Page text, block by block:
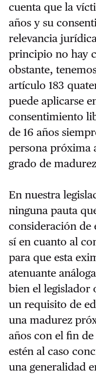
cuenta que la
años y su
relevancia
principio no hay
obstante,
artículo 183
puede aplicarse
consentimiento
de 16 años
persona próxima
grado de
En nuestra
ninguna pauta
consideración de
sí en cuanto al
para que esta
atenuante
bien el legislador
un requisito de
una madurez
años con el fin
estén al caso
una generalidad